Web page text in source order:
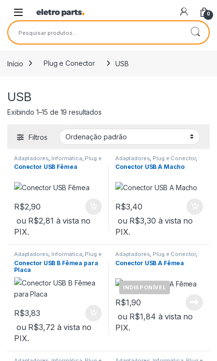
0
Pesquisar por:
Início Plug e Conector USB
USB
Exibindo 1–15 de 19 resultados
Filtros
Adaptadores Informática Plug e
Conector USB
Conector USB Fêmea
R$2,90
ou R$2,81 à vista no
PIX.
Adaptadores Plug e Conector,
USB
Conector USB A Macho
R$3,40
ou R$3,30 à vista no
PIX.
Adaptadores, Informática, Plug e
Conector USB
Conector USB B Fêmea para
Placa
R$3,83
ou R$3,72 à vista no
PIX.
INDISPONÍVEL
Adaptadores, Plug e Conector,
USB
Conector USB A Fêmea
R$1,90
ou R$1,84 à vista no
PIX.